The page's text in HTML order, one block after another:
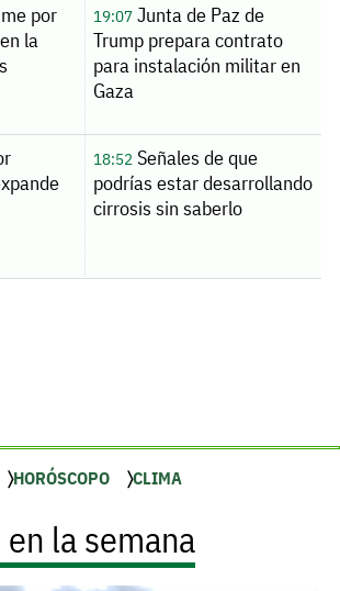
por
la
19:07Junta de Paz de
Trump prepara contrato
para instalación militar en
Gaza
18:52Señales de que
podrías estar desarrollando
cirrosis sin saberlo
HORÓSCOPO CLIMA
la semana